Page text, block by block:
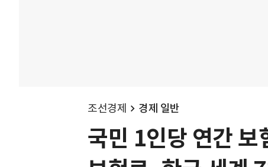
조선경제 경제 일반
국민 1인당 연간